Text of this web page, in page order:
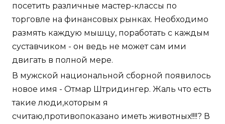
посетить различные мастер-классы по
торговле на финансовых рынках. Необходимо
размять каждую мышцу, поработать с каждым
суставчиком - он ведь не может сам ими
двигать в полной мере.
В мужской национальной сборной появилось
новое имя - Отмар Штридингер. Жаль что есть
такие люди,которым я
считаю,противопоказано иметь животных!!!!? В